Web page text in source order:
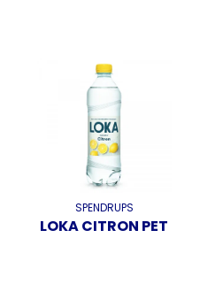
SPENDRUPS
LOKA CITRON PET